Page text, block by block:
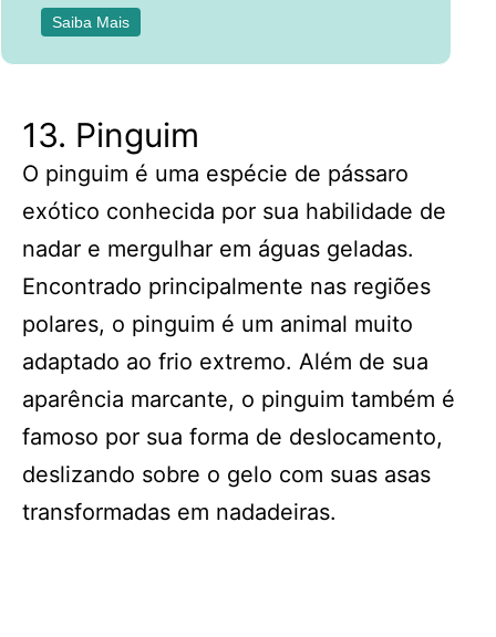
Saiba Mais
13. Pinguim
O pinguim é uma espécie de pássaro
exótico conhecida por sua habilidade de
nadar e mergulhar em águas geladas.
Encontrado principalmente nas regiões
polares, o pinguim é um animal muito
adaptado ao frio extremo. Além de sua
aparência marcante, o pinguim também é
famoso por sua forma de deslocamento,
deslizando sobre o gelo com suas asas
transformadas em nadadeiras.